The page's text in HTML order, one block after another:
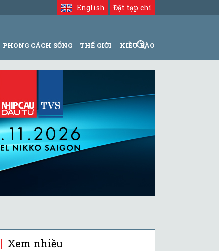
Đặt tạp chí
English
PHONG CÁCH SỐNG THẾ GIỚI KIỀU BÀO
Xem nhiều